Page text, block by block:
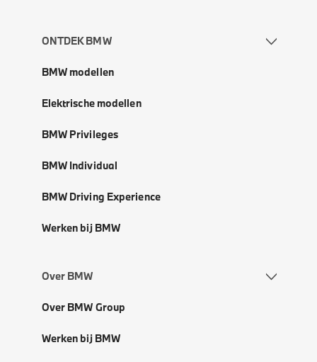
ONTDEK BMW
BMW modellen
Elektrische modellen
BMW Privileges
BMW Individual
BMW Driving Experience
Werken bij BMW
Over BMW
Over BMW Group
Werken bij BMW